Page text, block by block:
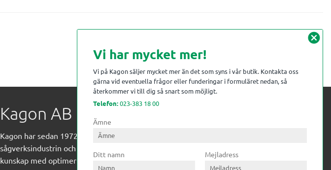
Kagon AB
Kagon har sedan 1972 levererat kompetens till
sågverksindustrin och övrig industri. Till träindustrin tillför vi
kunskap med optimeringslösningar från timmerplanen hela
cancel
Vi har mycket mer!
Vi på Kagon säljer mycket mer än det som syns i vår butik. Kontakta oss
gärna vid eventuella frågor eller funderingar i formuläret nedan, så
återkommer vi till dig så snart som möjligt.
Telefon:023-383 18 00
Ämne
Ditt namn Mejladress